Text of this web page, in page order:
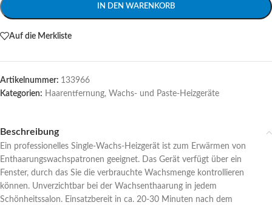
IN DEN WARENKORB
Auf die Merkliste
Artikelnummer: 133966
Kategorien: Haarentfernung, Wachs- und Paste-Heizgeräte
Beschreibung
Ein professionelles Single-Wachs-Heizgerät ist zum Erwärmen von
Enthaarungswachspatronen geeignet. Das Gerät verfügt über ein
Fenster, durch das Sie die verbrauchte Wachsmenge kontrollieren
können. Unverzichtbar bei der Wachsenthaarung in jedem
Schönheitssalon. Einsatzbereit in ca. 20-30 Minuten nach dem